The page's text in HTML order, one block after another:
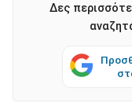
Δες